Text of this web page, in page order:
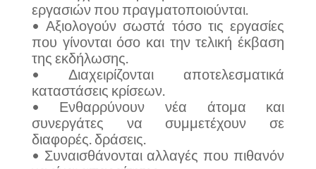
εργασιών που πραγματοποιούνται.
• Αξιολογούν σωστά τόσο τις εργασίες
που γίνονται όσο και την τελική έκβαση
της εκδήλωσης.
• Διαχειρίζονται αποτελεσματικά
καταστάσεις κρίσεων.
• Ενθαρρύνουν νέα άτομα και
συνεργάτες να συμμετέχουν σε
διαφορές. δράσεις.
• Συναισθάνονται αλλαγές που πιθανόν